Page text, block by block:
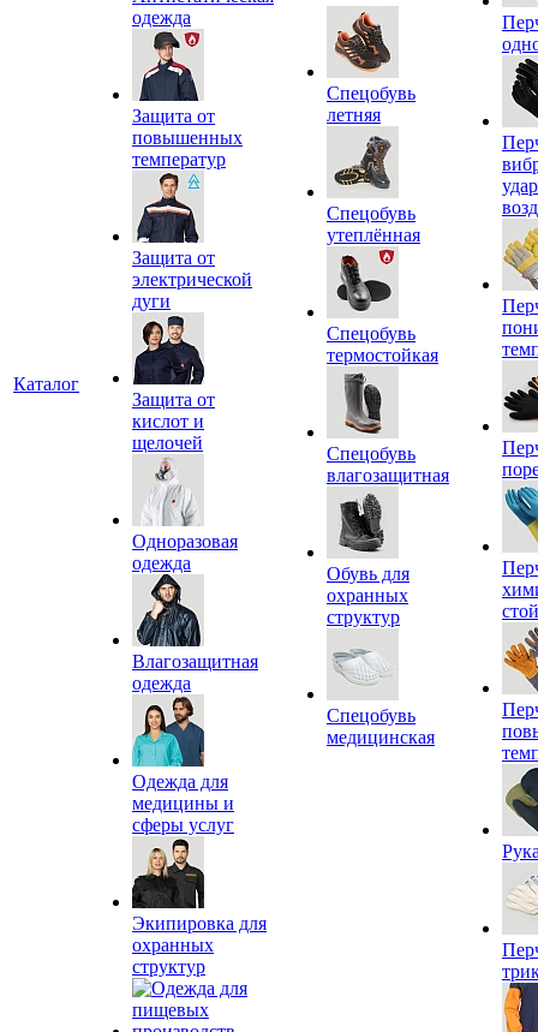
Каталог
одежда
Защита от
повышенных
температур
Защита от
электрической
дуги
Защита от
кислот и
щелочей
Одноразовая
одежда
Влагозащитная
одежда
Одежда для
медицины и
сферы услуг
Экипировка для
охранных
структур
Спецобувь
летняя
Спецобувь
утеплённая
Спецобувь
термостойкая
Спецобувь
влагозащитная
Обувь для
охранных
структур
Спецобувь
медицинская